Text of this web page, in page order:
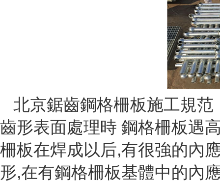
北京鋸齒鋼格柵板施工規范
齒形表面處理時 鋼格柵板遇
柵板在焊成以后,有很強的內
形,在有鋼格柵板基體中的內